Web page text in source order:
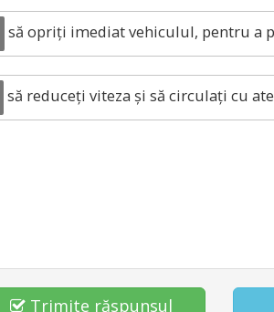
să opriți imediat vehiculul, pentru a
să reduceți viteza și să circulați cu
Trimite răspunsul